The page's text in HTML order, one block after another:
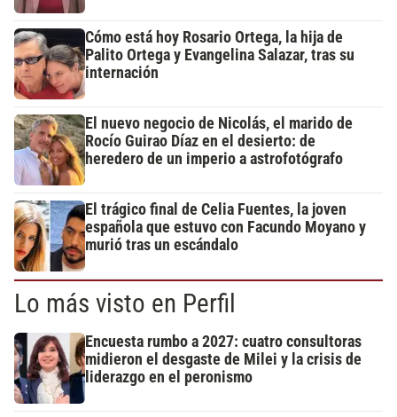
Cómo está hoy Rosario Ortega, la hija de
Palito Ortega y Evangelina Salazar, tras su
internación
El nuevo negocio de Nicolás, el marido de
Rocío Guirao Díaz en el desierto: de
heredero de un imperio a astrofotógrafo
El trágico final de Celia Fuentes, la joven
española que estuvo con Facundo Moyano y
murió tras un escándalo
Lo más visto en Perfil
Encuesta rumbo a 2027: cuatro consultoras
midieron el desgaste de Milei y la crisis de
liderazgo en el peronismo